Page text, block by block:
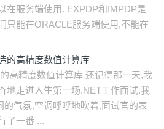
在服务端使用. EXPDP和IMPDP是
只能在ORACLE服务端使用,不能在
的高精度数值计算库
高精度数值计算库 还记得那一天,我
地走进人生第一场.NET工作面试.我
的气氛,空调呼呼地吹着,面试官的表
了一番 ...